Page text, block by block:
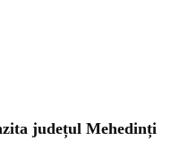
județul Mehedinți